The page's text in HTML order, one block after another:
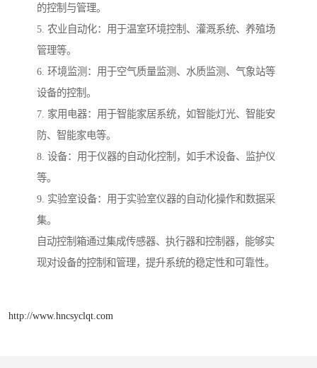
的控制与管理。
5. 农业自动化：用于温室环境控制、灌溉系统、养殖场
管理等。
6. 环境监测：用于空气质量监测、水质监测、气象站等
设备的控制。
7. 家用电器：用于智能家居系统，如智能灯光、智能安
防、智能家电等。
8. 设备：用于仪器的自动化控制，如手术设备、监护仪
等。
9. 实验室设备：用于实验室仪器的自动化操作和数据采
集。
自动控制箱通过集成传感器、执行器和控制器，能够实
现对设备的控制和管理，提升系统的稳定性和可靠性。
http://www.hncsyclqt.com